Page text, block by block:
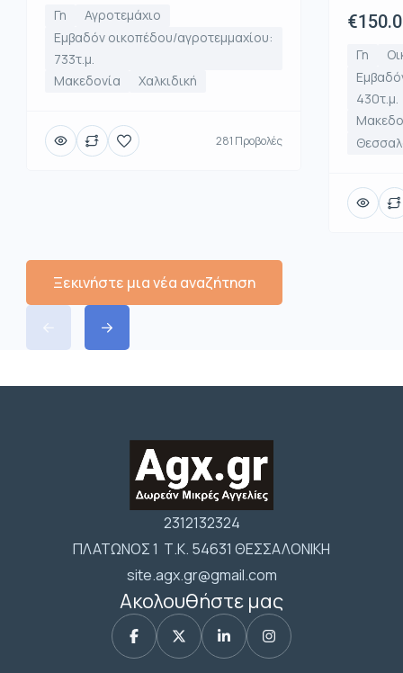
Γη
Αγροτεμάχιο
Εμβαδόν οικοπέδου/αγροτεμμαχίου:
733τ.μ.
Μακεδονία
Χαλκιδική
281 Προβολές
Γη
430τ.μ.
Ξεκινήστε μια νέα αναζήτηση
2312132324
ΠΛΑΤΩΝΟΣ 1 Τ.Κ. 54631 ΘΕΣΣΑΛΟΝΙΚΗ
site.agx.gr@gmail.com
Ακολουθήστε μας